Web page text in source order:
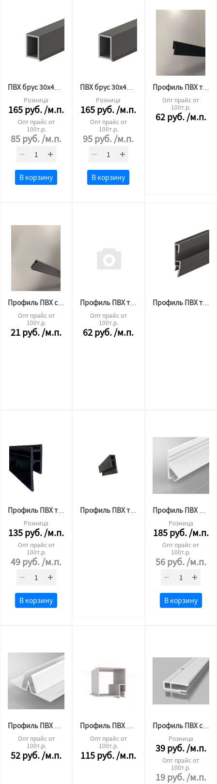
Розница
165руб./м.п.
Опт прайс от
100т.р.
85руб./м.п.
В корзину
Розница
165руб./м.п.
Опт прайс от
100т.р.
95руб./м.п.
В корзину
Профиль ПВХ теневой 2,5м (2,0)
Опт прайс от
100т.р.
62руб./м.п.
Профиль ПВХ стеновой перфорированный 2м СЕРЫЙ (320гр)
Опт прайс от
100т.р.
21руб./м.п.
Профиль ПВХ теневой 2,5м
Опт прайс от
100т.р.
62руб./м.п.
Профиль ПВХ теневой 3D
Профиль ПВХ теневой (багет) 2,5м
Розница
135руб./м.п.
Опт прайс от
100т.р.
49руб./м.п.
В корзину
Профиль ПВХ теневой мини 2,5м Бизон Профиль ПВХ для тканевого потолка стеновой 2 м.п. черный
Розница
185руб./м.п.
Опт прайс от
100т.р.
56руб./м.п.
В корзину
Профиль ПВХ разделительный 2.5м.п.
Опт прайс от
100т.р.
52руб./м.п.
Профиль ПВХ БП 40 евробрус 2.0м
Опт прайс от
100т.р.
115руб./м.п.
Профиль ПВХ стандарт стеновой 2.0м "СФЕРА"
Розница
39руб./м.п.
Опт прайс от
100т.р.
19руб./м.п.